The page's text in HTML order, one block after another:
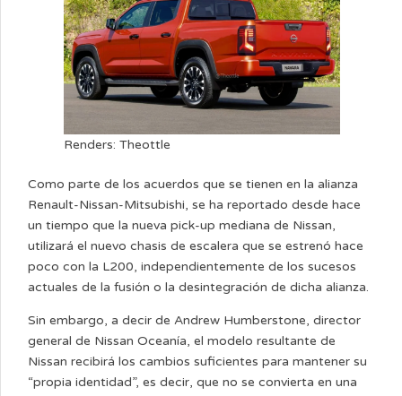
Renders: Theottle
Como parte de los acuerdos que se tienen en la alianza
Renault-Nissan-Mitsubishi, se ha reportado desde hace
un tiempo que la nueva pick-up mediana de Nissan,
utilizará el nuevo chasis de escalera que se estrenó hace
poco con la L200, independientemente de los sucesos
actuales de la fusión o la desintegración de dicha alianza.
Sin embargo, a decir de Andrew Humberstone, director
general de Nissan Oceanía, el modelo resultante de
Nissan recibirá los cambios suficientes para mantener su
“propia identidad”, es decir, que no se convierta en una